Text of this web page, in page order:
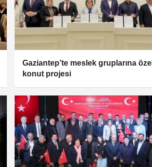
Gaziantep’te meslek gruplarına özel
konut projesi